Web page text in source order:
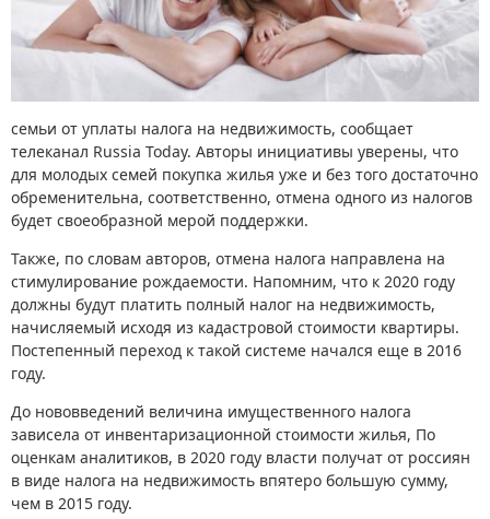
семьи от уплаты налога на недвижимость, сообщает
телеканал Russia Today. Авторы инициативы уверены, что
для молодых семей покупка жилья уже и без того достаточно
обременительна, соответственно, отмена одного из налогов
будет своеобразной мерой поддержки.
Также, по словам авторов, отмена налога направлена на
стимулирование рождаемости. Напомним, что к 2020 году
должны будут платить полный налог на недвижимость,
начисляемый исходя из кадастровой стоимости квартиры.
Постепенный переход к такой системе начался еще в 2016
году.
До нововведений величина имущественного налога
зависела от инвентаризационной стоимости жилья, По
оценкам аналитиков, в 2020 году власти получат от россиян
в виде налога на недвижимость впятеро большую сумму,
чем в 2015 году.